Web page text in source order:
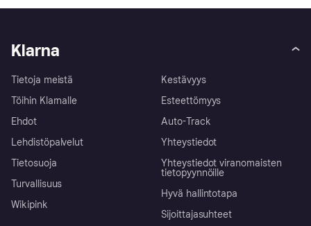
Klarna
Tietoja meistä
Töihin Klarnalle
Ehdot
Lehdistöpalvelut
Tietosuoja
Turvallisuus
Wikipink
Kestävyys
Esteettömyys
Auto-Track
Yhteystiedot
Yhteystiedot viranomaisten
tietopyynnöille
Hyvä hallintotapa
Sijoittajasuhteet